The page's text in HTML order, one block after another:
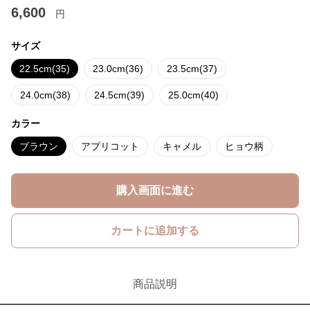
6,600 円
サイズ
22.5cm(35) 23.0cm(36) 23.5cm(37)
24.0cm(38) 24.5cm(39) 25.0cm(40)
カラー
ブラウン アプリコット キャメル ヒョウ柄
購入画面に進む
カートに追加する
商品説明